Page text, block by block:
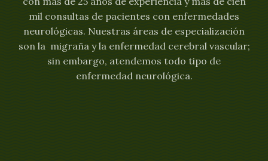
mil consultas de pacientes con enfermedades
neurológicas. Nuestras áreas de especialización
son la migraña y la enfermedad cerebral vascular;
sin embargo, atendemos todo tipo de
enfermedad neurológica.